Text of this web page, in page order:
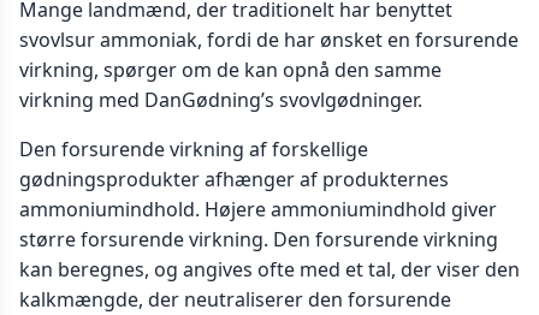
Mange landmænd, der traditionelt har benyttet
svovlsur ammoniak, fordi de har ønsket en forsurende
virkning, spørger om de kan opnå den samme
virkning med DanGødning’s svovlgødninger.
Den forsurende virkning af forskellige
gødningsprodukter afhænger af produkternes
ammoniumindhold. Højere ammoniumindhold giver
større forsurende virkning. Den forsurende virkning
kan beregnes, og angives ofte med et tal, der viser den
kalkmængde, der neutraliserer den forsurende